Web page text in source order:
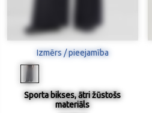
Izmērs / pieejamība
Sporta bikses, ātri žūstošs
materiāls